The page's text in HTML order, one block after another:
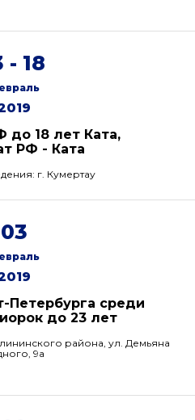
- 18
до 18 лет Ката,
РФ - Ката
г. Кумертау
03
Петербурга среди
до 23 лет
района, ул. Демьяна
9а